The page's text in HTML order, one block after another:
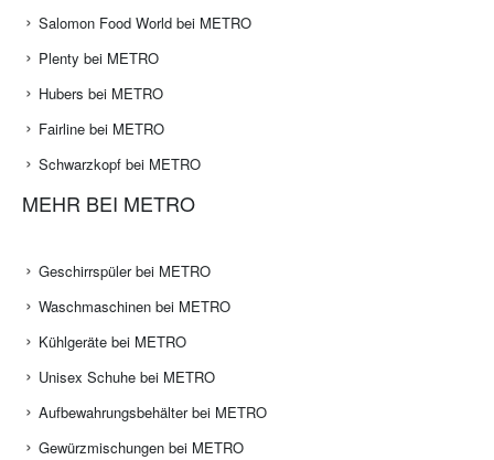
Salomon Food World bei METRO
Plenty bei METRO
Hubers bei METRO
Fairline bei METRO
Schwarzkopf bei METRO
MEHR BEI METRO
Geschirrspüler bei METRO
Waschmaschinen bei METRO
Kühlgeräte bei METRO
Unisex Schuhe bei METRO
Aufbewahrungsbehälter bei METRO
Gewürzmischungen bei METRO